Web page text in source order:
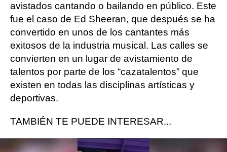
avistados cantando o bailando en público. Este
fue el caso de Ed Sheeran, que después se ha
convertido en unos de los cantantes más
exitosos de la industria musical. Las calles se
convierten en un lugar de avistamiento de
talentos por parte de los “cazatalentos” que
existen en todas las disciplinas artísticas y
deportivas.
TAMBIÉN TE PUEDE INTERESAR...